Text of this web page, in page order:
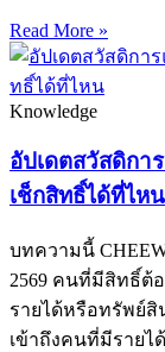
Read More »
Knowledge
อัปเดตสวัสดิกา
เช็กสิทธิ์ได้ที่ไหน
บทความนี้
2569 คนที่มีสิทธิ์ต้
รายได้หรือทรัพย์สิ
เข้าถึงคนที่มีรายไ